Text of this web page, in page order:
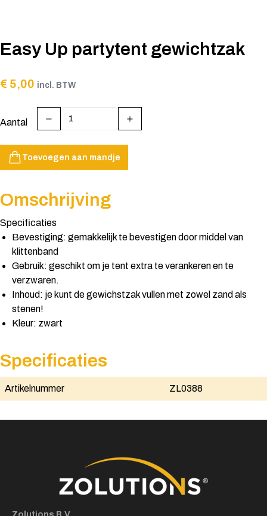
Easy Up partytent gewichtzak
€ 5,00 incl. BTW
Aantal
Toevoegen aan mandje
Omschrijving
Specificaties
Bevestiging: gemakkelijk te bevestigen door middel van
klittenband
Gebruik: geschikt om je tent extra te verankeren en te
verzwaren.
Inhoud: je kunt de gewichstzak vullen met zowel zand als
stenen!
Kleur: zwart
Specificaties
Artikelnummer ZL0388